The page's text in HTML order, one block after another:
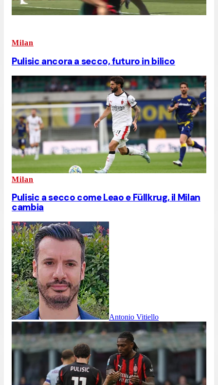
Milan
Pulisic ancora a secco, futuro in bilico
Milan
Pulisic a secco come Leao e Füllkrug, il Milan
cambia
Antonio Vitiello